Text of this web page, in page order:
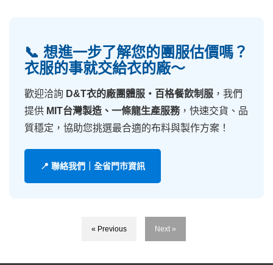
📞 想進一步了解您的團服估價嗎？
衣服的事就交給衣的廠～
歡迎洽詢 D&T衣的廠團體服・百格餐飲制服 ，我們
提供 MIT台灣製造、一條龍生產服務，快速交貨、品
質穩定，協助您挑選最合適的布料與製作方案！
📍 聯絡我們｜全省門市資訊
« Previous Next »